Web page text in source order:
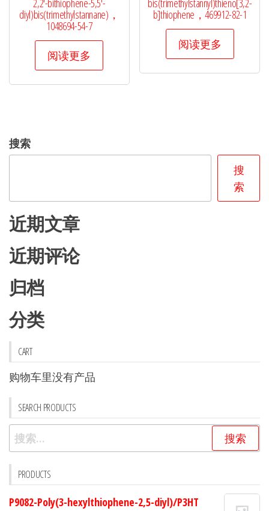
diyl)bis(trimethylstannane)，
1048694-54-7
阅读更多
b]thiophene，469912-82-1
阅读更多
搜索
搜
索
近期文章
近期评论
归档
分类
CART
购物车里没有产品
SEARCH PRODUCTS
搜
索：
PRODUCTS
P9082-Poly(3-hexylthiophene-2,5-diyl)/P3HT